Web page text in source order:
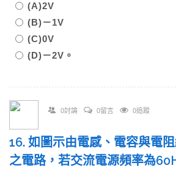
(A)2V
(B)－1V
(C)0V
(D)－2V。
0討論 0留言 0追蹤
16. 如圖示由電感、電容與電
之電路，若交流電源頻率為